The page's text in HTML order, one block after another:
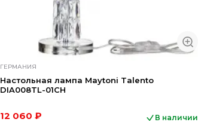
ГЕРМАНИЯ
Настольная лампа Maytoni Talento
DIA008TL-01CH
12 060 ₽ В наличии